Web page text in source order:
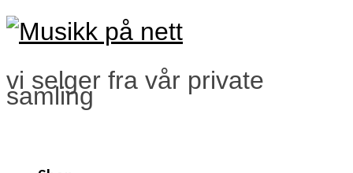
vi selger fra vår private
samling